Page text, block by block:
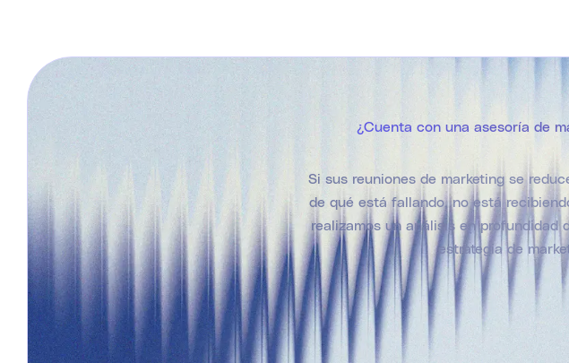
¿Cuenta con una asesoría de
Si sus reuniones de marketing se
de qué está fallando, no está
realizamos un análisis en profundidad
estrategia de